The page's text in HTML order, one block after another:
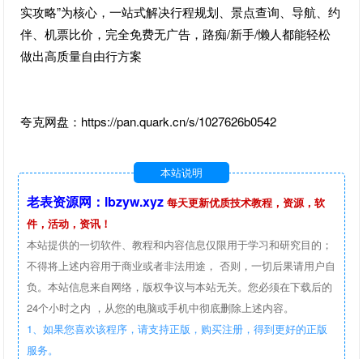
实攻略”为核心，一站式解决行程规划、景点查询、导航、约
伴、机票比价，完全免费无广告，路痴/新手/懒人都能轻松
做出高质量自由行方案
夸克网盘：https://pan.quark.cn/s/1027626b0542
本站说明
老表资源网：lbzyw.xyz 每天更新优质技术教程，资源，软
件，活动，资讯！
本站提供的一切软件、教程和内容信息仅限用于学习和研究目的；
不得将上述内容用于商业或者非法用途， 否则，一切后果请用户自
负。本站信息来自网络，版权争议与本站无关。您必须在下载后的
24个小时之内 ，从您的电脑或手机中彻底删除上述内容。
1、如果您喜欢该程序，请支持正版，购买注册，得到更好的正版
服务。